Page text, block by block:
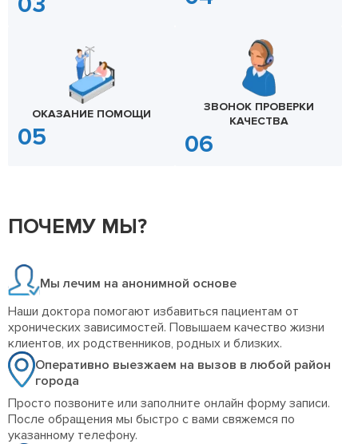
ОКАЗАНИЕ ПОМОЩИ
ЗВОНОК ПРОВЕРКИ
КАЧЕСТВА
ПОЧЕМУ МЫ?
Мы лечим на анонимной основе
Наши доктора помогают избавиться пациентам от
хронических зависимостей. Повышаем качество жизни
клиентов, их родственников, родных и близких.
Оперативно выезжаем на вызов в любой район
города
Просто позвоните или заполните онлайн форму записи.
После обращения мы быстро с вами свяжемся по
указанному телефону.